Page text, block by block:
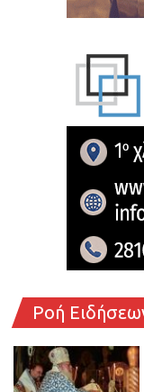
Ροή